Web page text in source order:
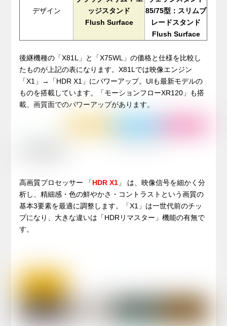
デザイン
ッジスタンド
Flush Surface
85/75型：スリムブ
レードスタンド
Flush Surface
後継機種の「X81L」と「X75WL」の価格と仕様を比較し
たものが上記の表になります。X81Lでは映像エンジン
「X1」→「HDR X1」にパワーアップ。UIも最新モデルの
ものを搭載しています。「モーションフローXR120」も搭
載、画質面でのパワーアップがあります。
高画質プロセッサー 「HDR X1 」 は、映像信号を細かく分
析し、精細感・色の鮮やかさ・コントラストという画質の
基本3要素を最適に調整します。「X1」は一世代前のチッ
プになり、大きな違いは「HDRリマスター」機能の有無で
す。